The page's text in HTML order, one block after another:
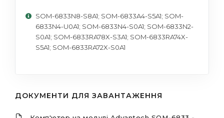
SOM-6833N8-S8A1; SOM-6833A4-S5A1; SOM-
6833N4-U0A1; SOM-6833N4-S0A1; SOM-6833N2-
S0A1; SOM-6833RA78X-S3A1; SOM-6833RA74X-
S5A1; SOM-6833RA72X-S0A1
ДОКУМЕНТИ ДЛЯ ЗАВАНТАЖЕННЯ